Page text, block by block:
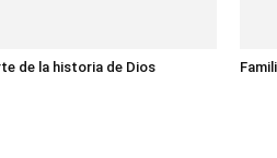
de la historia de Dios